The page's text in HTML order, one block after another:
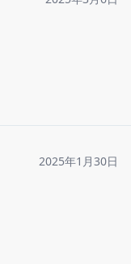
2025年1月30日